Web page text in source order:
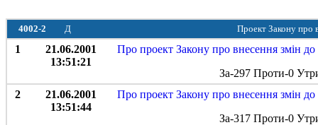
4002-2 Д Проект Закону про
1
21.06.2001
13:51:21
Про проект Закону про внесення змін
За-297 Проти-0
2
21.06.2001
13:51:44
Про проект Закону про внесення змін
За-317 Проти-0